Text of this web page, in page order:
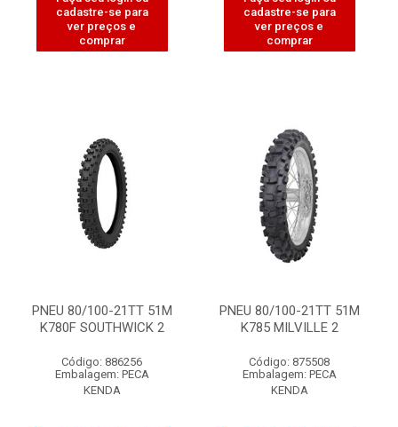
cadastre-se para
ver preços e
comprar
cadastre-se para
ver preços e
comprar
PNEU 80/100-21TT 51M
K780F SOUTHWICK 2
Código: 886256
Embalagem: PECA
KENDA
PNEU 80/100-21TT 51M
K785 MILVILLE 2
Código: 875508
Embalagem: PECA
KENDA